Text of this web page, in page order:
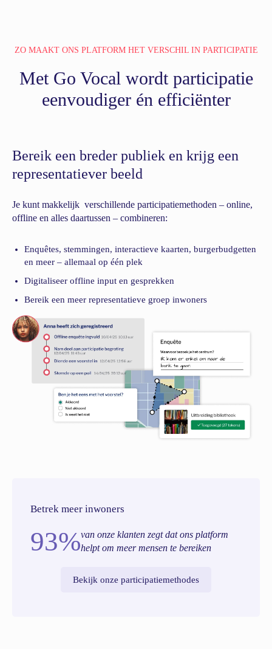
ZO MAAKT ONS PLATFORM HET VERSCHIL IN PARTICIPATIE
Met Go Vocal wordt participatie
eenvoudiger én efficiënter
Bereik een breder publiek en krijg een
representatiever beeld
Je kunt makkelijk verschillende participatiemethoden – online,
offline en alles daartussen – combineren:
Enquêtes, stemmingen, interactieve kaarten, burgerbudgetten
en meer – allemaal op één plek
Digitaliseer offline input en gesprekken
Bereik een meer representatieve groep inwoners
Betrek meer inwoners
93%van onze klanten zegt dat ons platform
helpt om meer mensen te bereiken
Bekijk onze participatiemethodes